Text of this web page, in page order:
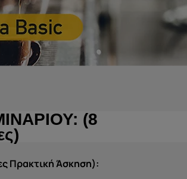
(8
Πρακτική Άσκηση):